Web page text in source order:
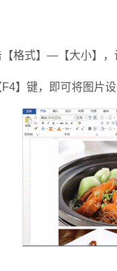
式】—【大小】，
键，即可将图片设